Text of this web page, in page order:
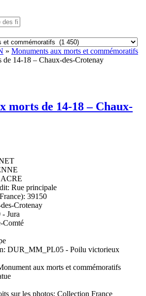
» Monuments aux morts et commémoratifs
de 14-18 – Chaux-des-Crotenay
morts de 14-18 – Chaux-
Rue principale
39150
Crotenay
- Jura
Comté
DUR_MM_PL05 - Poilu victorieux
aux morts et commémoratifs
sur les photos: Collection France